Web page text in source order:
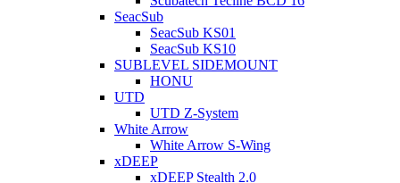
SeacSub
SeacSub KS01
SeacSub KS10
SUBLEVEL SIDEMOUNT
HONU
UTD
UTD Z-System
White Arrow
White Arrow S-Wing
xDEEP
xDEEP Stealth 2.0